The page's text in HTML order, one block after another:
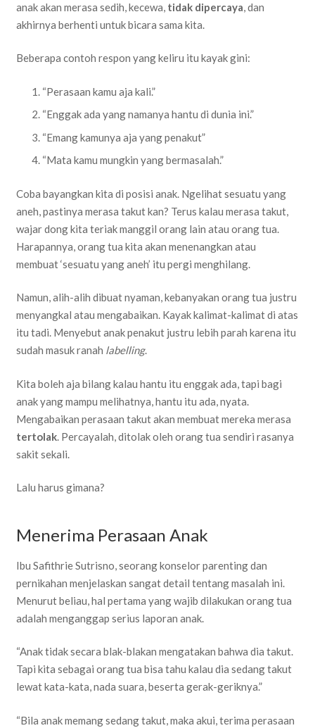
anak akan merasa sedih, kecewa, tidak dipercaya , dan
akhirnya berhenti untuk bicara sama kita.
Beberapa contoh respon yang keliru itu kayak gini:
“Perasaan kamu aja kali.”
“Enggak ada yang namanya hantu di dunia ini.”
“Emang kamunya aja yang penakut”
“Mata kamu mungkin yang bermasalah.”
Coba bayangkan kita di posisi anak. Ngelihat sesuatu yang
aneh, pastinya merasa takut kan? Terus kalau merasa takut,
wajar dong kita teriak manggil orang lain atau orang tua.
Harapannya, orang tua kita akan menenangkan atau
membuat ‘sesuatu yang aneh’ itu pergi menghilang.
Namun, alih-alih dibuat nyaman, kebanyakan orang tua justru
menyangkal atau mengabaikan. Kayak kalimat-kalimat di atas
itu tadi. Menyebut anak penakut justru lebih parah karena itu
sudah masuk ranah labelling.
Kita boleh aja bilang kalau hantu itu enggak ada, tapi bagi
anak yang mampu melihatnya, hantu itu ada, nyata.
Mengabaikan perasaan takut akan membuat mereka merasa
tertolak. Percayalah, ditolak oleh orang tua sendiri rasanya
sakit sekali.
Lalu harus gimana?
Menerima Perasaan Anak
Ibu Safithrie Sutrisno, seorang konselor parenting dan
pernikahan menjelaskan sangat detail tentang masalah ini.
Menurut beliau, hal pertama yang wajib dilakukan orang tua
adalah menganggap serius laporan anak.
“Anak tidak secara blak-blakan mengatakan bahwa dia takut.
Tapi kita sebagai orang tua bisa tahu kalau dia sedang takut
lewat kata-kata, nada suara, beserta gerak-geriknya.”
“Bila anak memang sedang takut, maka akui, terima perasaan